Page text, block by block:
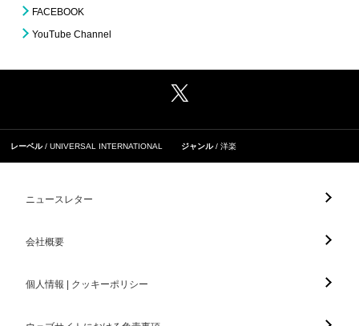
FACEBOOK
YouTube Channel
レーベル UNIVERSAL INTERNATIONAL ジャンル 洋楽
ニュースレター
会社概要
個人情報 | クッキーポリシー